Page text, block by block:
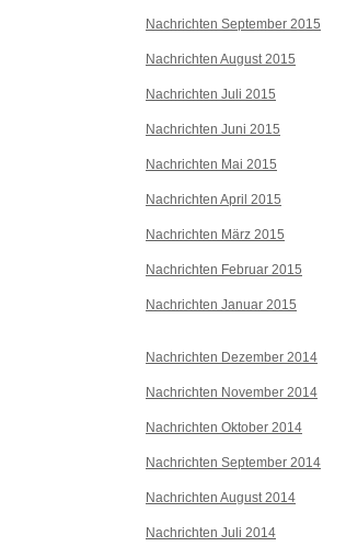
Nachrichten September 2015
Nachrichten August 2015
Nachrichten Juli 2015
Nachrichten Juni 2015
Nachrichten Mai 2015
Nachrichten April 2015
Nachrichten März 2015
Nachrichten Februar 2015
Nachrichten Januar 2015
Nachrichten Dezember 2014
Nachrichten November 2014
Nachrichten Oktober 2014
Nachrichten September 2014
Nachrichten August 2014
Nachrichten Juli 2014